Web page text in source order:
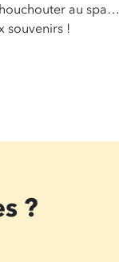
au spa…
souvenirs !
?